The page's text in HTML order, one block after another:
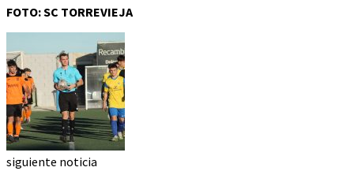
FOTO: SC TORREVIEJA
siguiente noticia